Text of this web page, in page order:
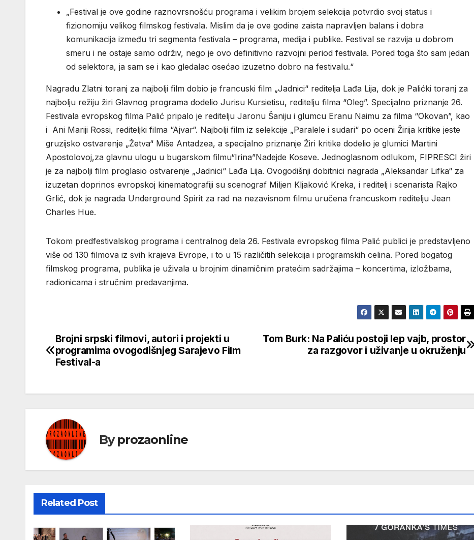
„Festival je ove godine raznovrsnošću programa i velikim brojem selekcija potvrdio svoj status i
fizionomiju velikog filmskog festivala. Mislim da je ove godine zaista napravljen balans i dobra
komunikacija između tri segmenta festivala – programa, medija i publike. Festival se razvija u dobrom
smeru i ne ostaje samo održiv, nego je ovo definitivno razvojni period festivala. Pored toga što sam jedan
od selektora, ja sam se i kao gledalac osećao izuzetno dobro na festivalu.“
Nagradu Zlatni toranj za najbolji film dobio je francuski film „Jadnici“ reditelja Lađa Lija, dok je Palićki toranj za
najbolju režiju žiri Glavnog programa dodelio Jurisu Kursietisu, reditelju filma “Oleg”. Specijalno priznanje 26.
Festivala evropskog filma Palić pripalo je reditelju Jaronu Šaniju i glumcu Eranu Naimu za filma “Okovan”, kao
i Ani Mariji Rossi, rediteljki filma “Ajvar“. Najbolji film iz selekcije „Paralele i sudari“ po oceni Žirija kritike jeste
gruzijsko ostvarenje „Žetva“ Miše Antadzea, a specijalno priznanje Žiri kritike dodelio je glumici Martini
Apostolovoj,za glavnu ulogu u bugarskom filmu“Irina”Nadejde Koseve. Jednoglasnom odlukom, FIPRESCI žiri
je za najbolji film proglasio ostvarenje „Jadnici“ Lađa Lija. Ovogodišnji dobitnici nagrada „Aleksandar Lifka“ za
izuzetan doprinos evropskoj kinematografiji su scenograf Miljen Kljaković Kreka, i reditelj i scenarista Rajko
Grlić, dok je nagrada Underground Spirit za rad na nezavisnom filmu uručena francuskom reditelju Jean
Charles Hue.
Tokom predfestivalskog programa i centralnog dela 26. Festivala evropskog filma Palić publici je predstavljeno
više od 130 filmova iz svih krajeva Evrope, i to u 15 različitih selekcija i programskih celina. Pored bogatog
filmskog programa, publika je uživala u brojnim dinamičnim pratećim sadržajima – koncertima, izložbama,
radionicama i stručnim predavanjima.
Кретање
чланка
Tom Burk: Na Paliću postoji lep vajb, prostor
za razgovor i uživanje u okruženju
Brojni srpski filmovi, autori i projekti u
programima ovogodišnjeg Sarajevo Film
Festival-a
Byprozaonline
Related Post